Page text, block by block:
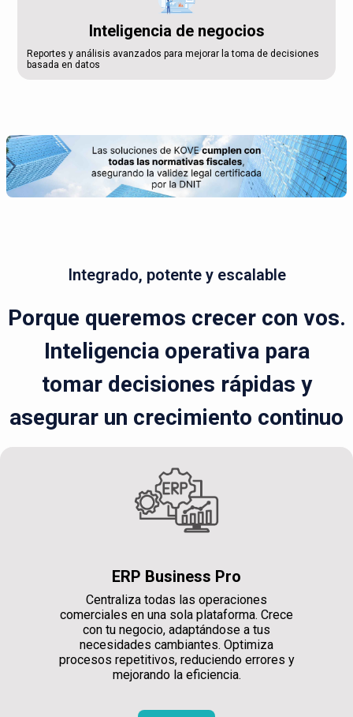
Inteligencia de negocios
Reportes y análisis avanzados para mejorar la toma de decisiones
basada en datos
Integrado, potente y escalable
Porque queremos crecer con vos.
Inteligencia operativa para
tomar decisiones rápidas y
asegurar un crecimiento continuo
ERP Business Pro
Centraliza todas las operaciones
comerciales en una sola plataforma. Crece
con tu negocio, adaptándose a tus
necesidades cambiantes. Optimiza
procesos repetitivos, reduciendo errores y
mejorando la eficiencia.